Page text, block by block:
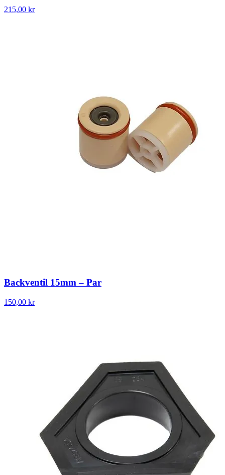
215,00 kr
Backventil 15mm – Par
150,00 kr